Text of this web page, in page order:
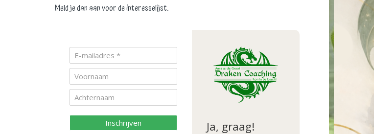
Meld je dan aan voor de interesselijst.
Inschrijven Ja, graag!